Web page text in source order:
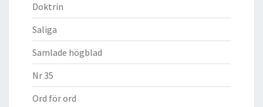
Doktrin
Saliga
Samlade högblad
Nr 35
Ord för ord